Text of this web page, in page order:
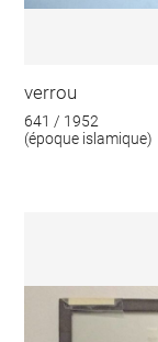
verrou
641 / 1952
(époque islamique)